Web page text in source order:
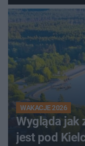
innego
WAKACJE 2026
Wygląda jak
jest pod